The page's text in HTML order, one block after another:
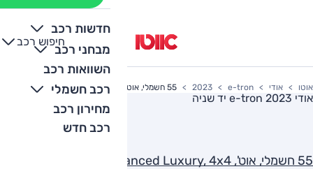
חדשות רכב
מבחני רכב
השוואות רכב
רכב חשמלי
מחירון רכב
רכב חדש
חיפוש רכב
+
-
אוטו אודי e-tron
2023 55 חשמלי, אוט', Advanced Luxury, 4x4
אודי e-tron 2023 יד שניה
55 חשמלי, אוט', Advanced Luxury, 4x4